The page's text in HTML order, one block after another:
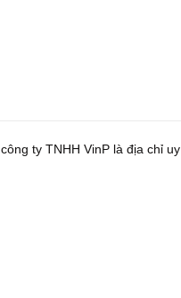
ty TNHH VinP là địa chỉ